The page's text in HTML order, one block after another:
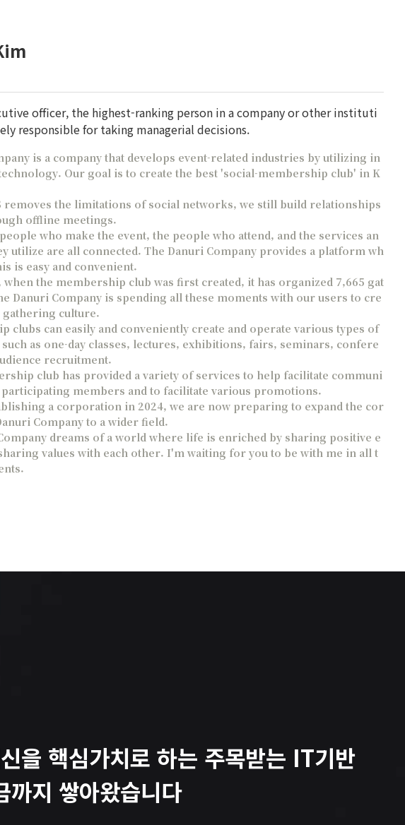
officer, the highest-ranking person in a company or other instituti
responsible for taking managerial decisions.
is a company that develops event-related industries by utilizing in
Our goal is to create the best 'social-membership club' in K
removes the limitations of social networks, we still build relationships
offline meetings.
who make the event, the people who attend, and the services an
utilize are all connected. The Danuri Company provides a platform wh
is easy and convenient.
when the membership club was first created, it has organized 7,665 gat
Danuri Company is spending all these moments with our users to cre
gathering culture.
clubs can easily and conveniently create and operate various types of
as one-day classes, lectures, exhibitions, fairs, seminars, confere
recruitment.
club has provided a variety of services to help facilitate communi
members and to facilitate various promotions.
a corporation in 2024, we are now preparing to expand the cor
Company to a wider field.
dreams of a world where life is enriched by sharing positive e
values with each other. I'm waiting for you to be with me in all t
을 핵심가치로 하는 주목받는 IT기반
까지 쌓아왔습니다